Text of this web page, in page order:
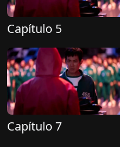
Capítulo 5
Capítulo 7